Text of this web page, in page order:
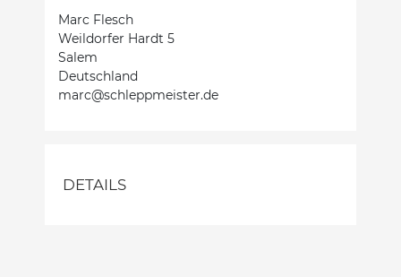
Marc Flesch
Weildorfer Hardt 5
Salem
Deutschland
marc@schleppmeister.de
DETAILS